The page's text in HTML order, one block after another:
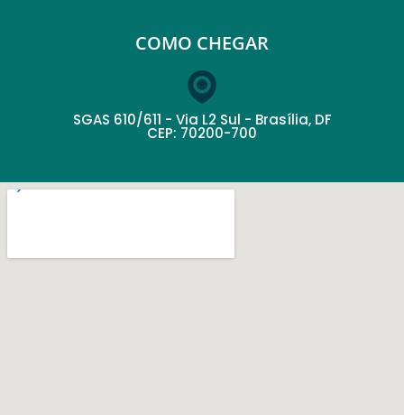
COMO CHEGAR
SGAS 610/611 - Via L2 Sul - Brasília, DF
CEP: 70200-700